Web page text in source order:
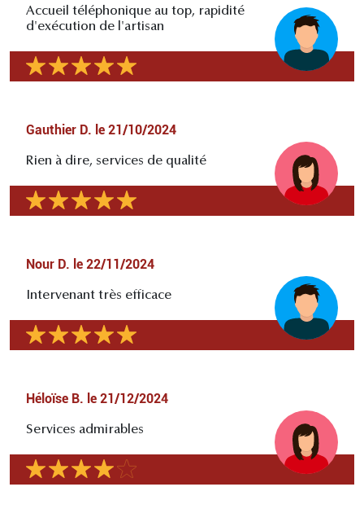
Accueil téléphonique au top, rapidité
d'exécution de l'artisan
Gauthier D. le 21/10/2024
Rien à dire, services de qualité
Nour D. le 22/11/2024
Intervenant très efficace
Héloïse B. le 21/12/2024
Services admirables